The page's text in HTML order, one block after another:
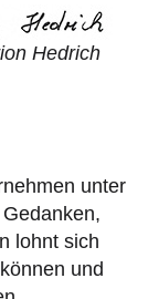
Hedrich
unter
lohnt sich
und